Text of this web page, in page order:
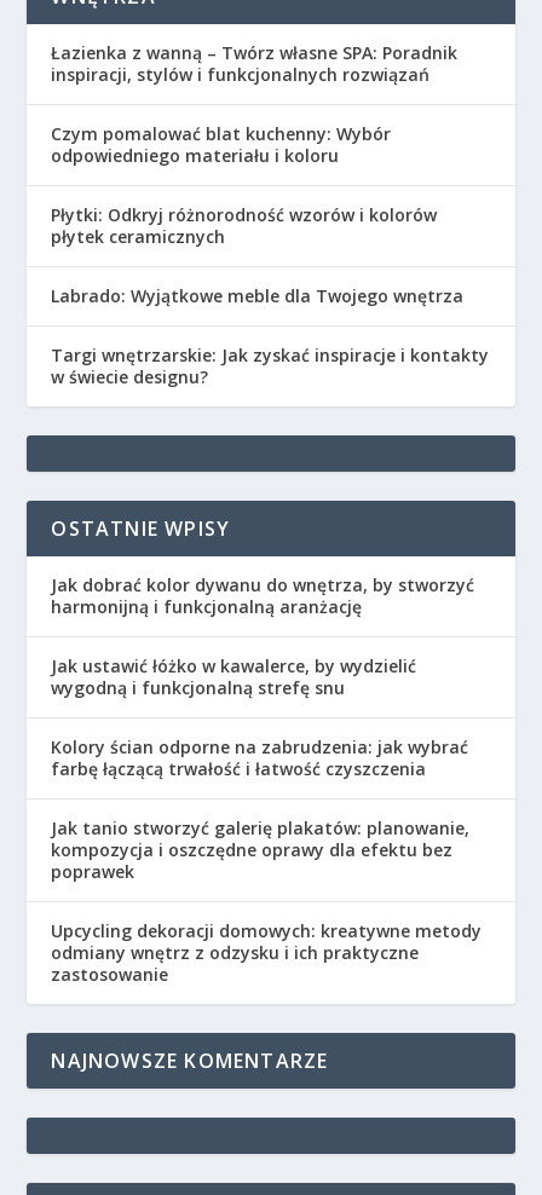
Łazienka z wanną – Twórz własne SPA: Poradnik
inspiracji, stylów i funkcjonalnych rozwiązań
Czym pomalować blat kuchenny: Wybór
odpowiedniego materiału i koloru
Płytki: Odkryj różnorodność wzorów i kolorów
płytek ceramicznych
Labrado: Wyjątkowe meble dla Twojego wnętrza
Targi wnętrzarskie: Jak zyskać inspiracje i kontakty
w świecie designu?
OSTATNIE WPISY
Jak dobrać kolor dywanu do wnętrza, by stworzyć
harmonijną i funkcjonalną aranżację
Jak ustawić łóżko w kawalerce, by wydzielić
wygodną i funkcjonalną strefę snu
Kolory ścian odporne na zabrudzenia: jak wybrać
farbę łączącą trwałość i łatwość czyszczenia
Jak tanio stworzyć galerię plakatów: planowanie,
kompozycja i oszczędne oprawy dla efektu bez
poprawek
Upcycling dekoracji domowych: kreatywne metody
odmiany wnętrz z odzysku i ich praktyczne
zastosowanie
NAJNOWSZE KOMENTARZE